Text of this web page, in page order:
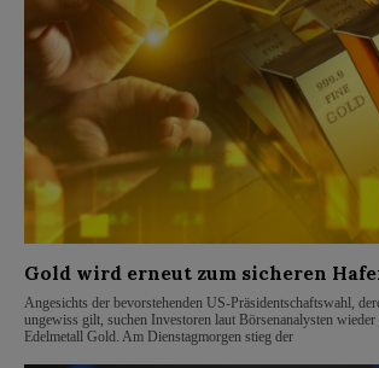
Gold wird erneut zum sicheren
Angesichts der bevorstehenden US-Präsidentschaftswahl,
ungewiss gilt, suchen Investoren laut Börsenanalysten
Edelmetall Gold. Am Dienstagmorgen stieg der